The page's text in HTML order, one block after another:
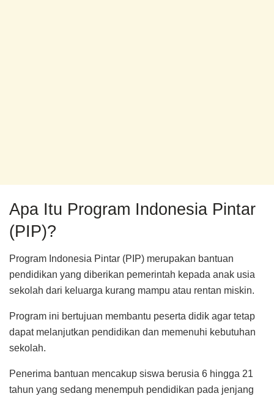
Apa Itu Program Indonesia Pintar
(PIP)?
Program Indonesia Pintar (PIP) merupakan bantuan
pendidikan yang diberikan pemerintah kepada anak usia
sekolah dari keluarga kurang mampu atau rentan miskin.
Program ini bertujuan membantu peserta didik agar tetap
dapat melanjutkan pendidikan dan memenuhi kebutuhan
sekolah.
Penerima bantuan mencakup siswa berusia 6 hingga 21
tahun yang sedang menempuh pendidikan pada jenjang